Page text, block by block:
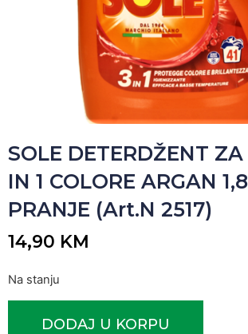
SOLE DETERDŽENT ZA
IN 1 COLORE ARGAN
PRANJE (Art.N 2517)
14,90 KM
Na stanju
DODAJ U KORPU